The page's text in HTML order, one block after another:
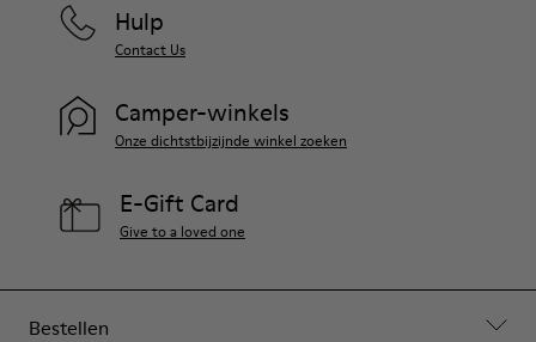
Bestellen
Hulp
Contact Us
Camper-winkels
Onze dichtstbijzijnde winkel zoeken
E-Gift Card
Give to a loved one